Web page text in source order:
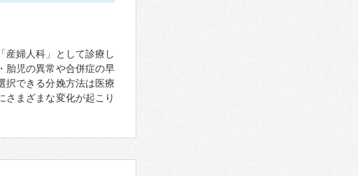
産婦人科」として診療し
胎児の異常や合併症の早
択できる分娩方法は医療
さまざまな変化が起こり